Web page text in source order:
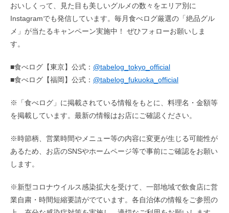
おいしくって、見た目も美しいグルメの数々をエリア別に
Instagramでも発信しています。毎月食べログ厳選の「絶品グル
メ」が当たるキャンペーン実施中！ ぜひフォローお願いしま
す。
■食べログ【東京】公式： @tabelog_tokyo_official
■食べログ【福岡】公式： @tabelog_fukuoka_official
※「食べログ」に掲載されている情報をもとに、料理名・金額等
を掲載しています。最新の情報はお店にご確認ください。
※時節柄、営業時間やメニュー等の内容に変更が生じる可能性が
あるため、お店のSNSやホームページ等で事前にご確認をお願い
します。
※新型コロナウイルス感染拡大を受けて、一部地域で飲食店に営
業自粛・時間短縮要請がでています。各自治体の情報をご参照の